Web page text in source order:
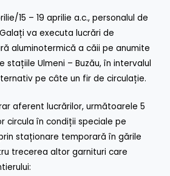
15 – 19 aprilie a.c., personalul de
va executa lucrări de
aluminotermică a căii pe anumite
stațiile Ulmeni – Buzău, în intervalul
pe câte un fir de circulație.
aferent lucrărilor, următoarele 5
circula în condiții speciale pe
staționare temporară în gările
trecerea altor garnituri care